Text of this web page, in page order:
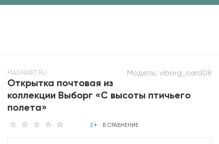
Модель: viborg_card08
MAGNIART.RU
Открытка почтовая из
коллекции Выборг «С высоты птичьего
полета»
В СРАВНЕНИЕ